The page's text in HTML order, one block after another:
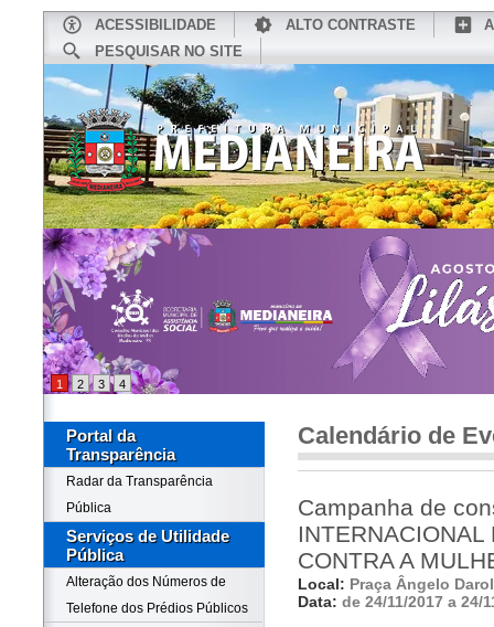
ACESSIBILIDADE ALTO CONTRASTE
PESQUISAR NO SITE
CONHEÇA MEDIANEIRA
1 2 3 4
Portal da
Transparência
Radar da Transparência
Pública
Serviços de Utilidade
Pública
Alteração dos Números de
Telefone dos Prédios Públicos
Calendário de
Campanha de
INTERNACIONAL
CONTRA A
Local: Praça Ângelo
Data: de 24/11/2017 a 24/